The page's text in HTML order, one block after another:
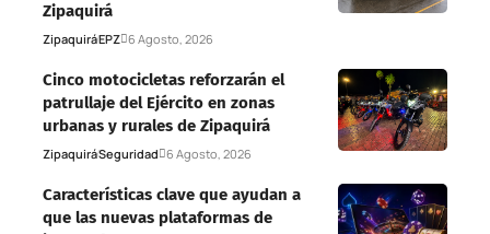
Zipaquirá
ZipaquiráEPZ 6 Agosto, 2026
Cinco motocicletas reforzarán el
patrullaje del Ejército en zonas
urbanas y rurales de Zipaquirá
ZipaquiráSeguridad 6 Agosto, 2026
Características clave que ayudan a
que las nuevas plataformas de